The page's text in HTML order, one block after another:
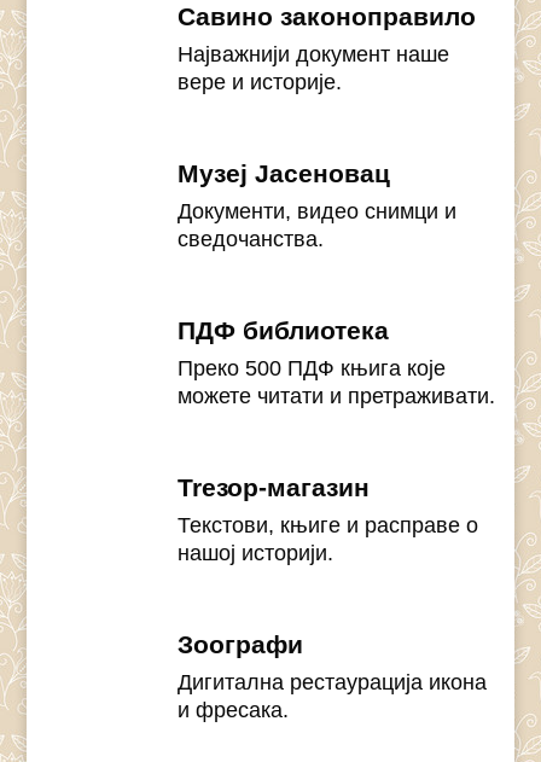
Савино законоправило
Најважнији документ наше
вере и историје.
Музеј Јасеновац
Документи, видео снимци и
сведочанства.
ПДФ библиотека
Преко 500 ПДФ књига које
можете читати и претраживати.
Treзор-магазин
Текстови, књиге и расправе о
нашој историји.
Зоографи
Дигитална рестаурација икона
и фресака.